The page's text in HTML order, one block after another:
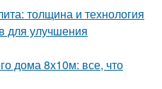
толщина и технология
для улучшения
дома 8х10м: все, что